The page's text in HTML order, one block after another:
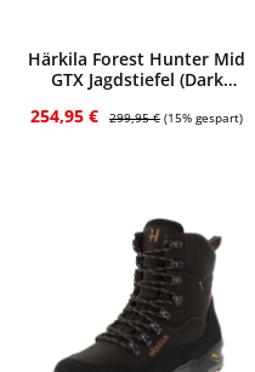
Härkila Forest Hunter Mid
GTX Jagdstiefel (Dark
Verkaufspreis:
254,95 € Regulärer Preis:
299,95 € (15% gespart)